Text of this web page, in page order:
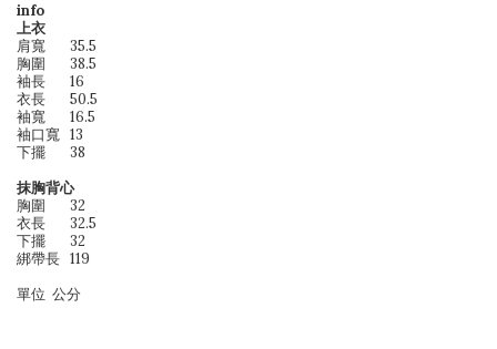
info
上衣
肩寬
35.5
胸圍
38.5
袖長
16
衣長
50.5
袖寬
16.5
袖口寬 13
下擺
38
抹胸背心
胸圍
32
衣長
32.5
下擺
32
綁帶長 119
單位 公分